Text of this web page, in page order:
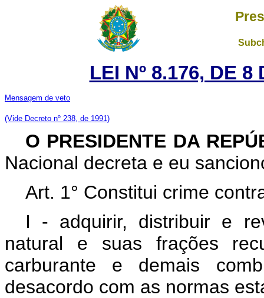
LEI Nº 8.176, DE 8
Mensagem de veto
(Vide Decreto nº 238, de 1991)
O PRESIDENTE DA
Nacional decreta e eu
Art. 1° Constitui crime
I - adquirir, distribuir e
natural e suas frações
carburante e demais
desacordo com as normas